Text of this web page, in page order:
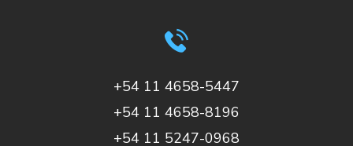
+54 11 4658-5447
+54 11 4658-8196
+54 11 5247-0968